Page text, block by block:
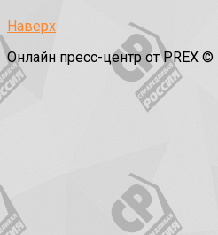
Наверх
Онлайн пресс-центр от PREX